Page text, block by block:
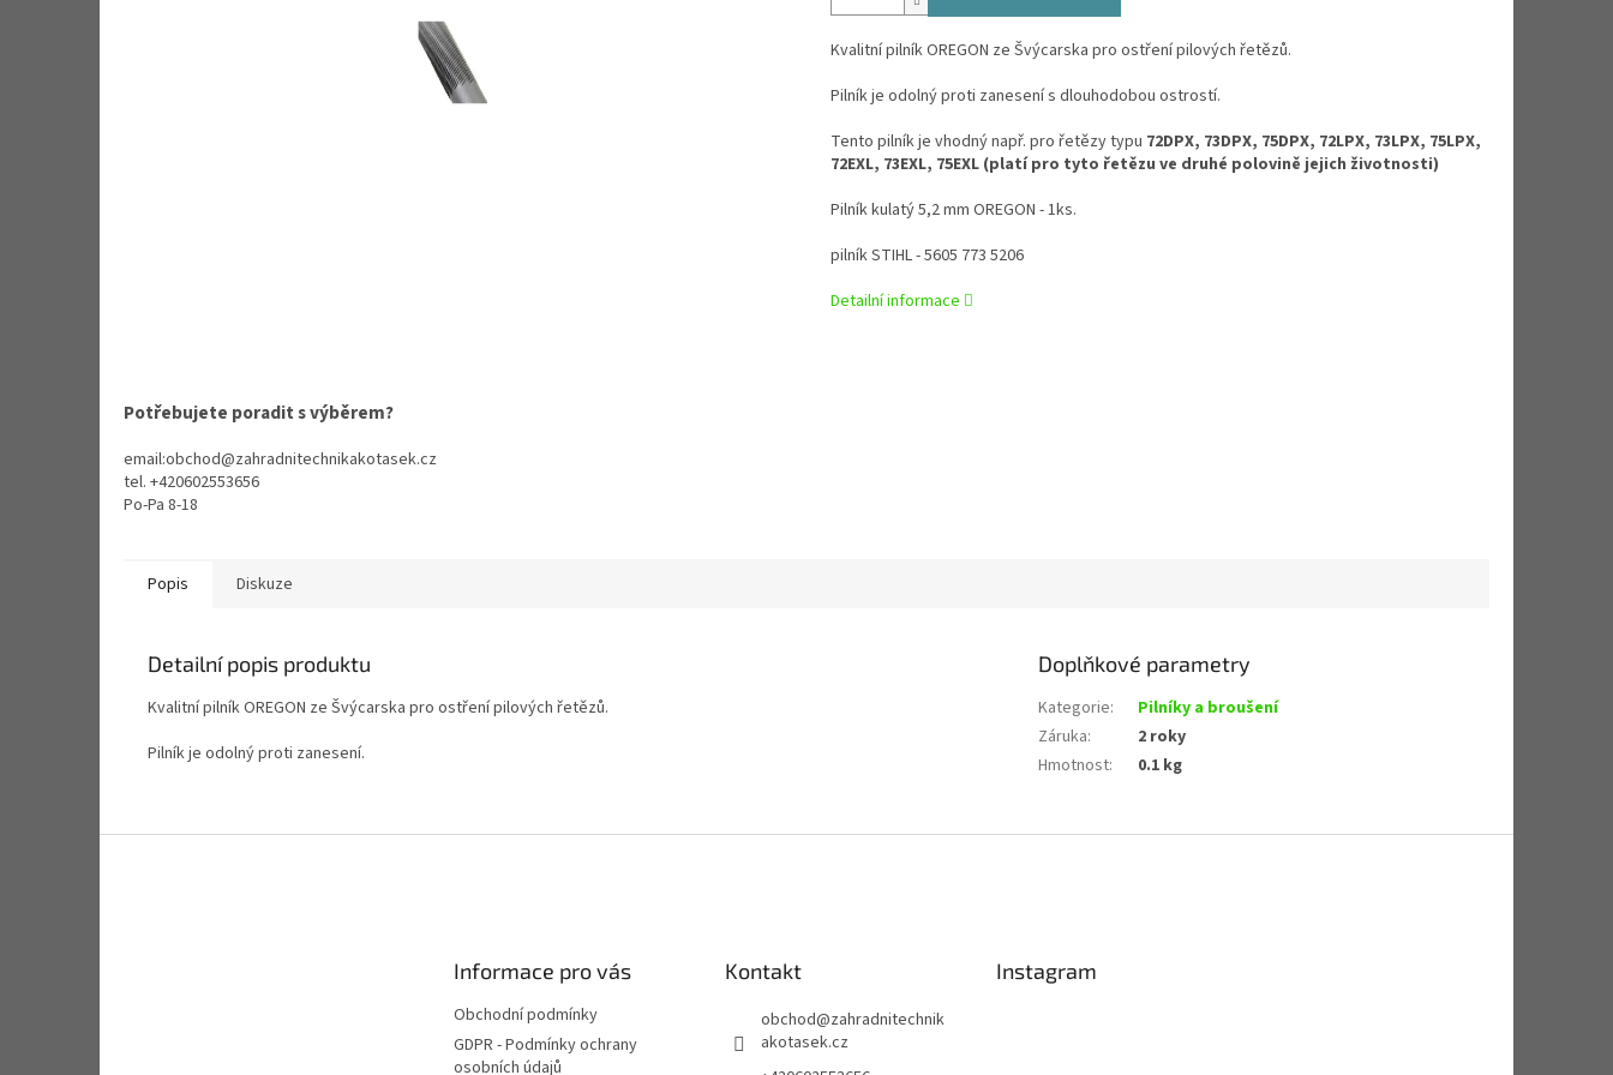
Kvalitní pilník OREGON ze Švýcarska pro ostření pilových řetězů.
Pilník je odolný proti zanesení s dlouhodobou ostrostí.
Tento pilník je vhodný např. pro řetězy typu 72DPX, 73DPX, 75DPX, 72LPX, 73LPX, 75LPX,
72EXL, 73EXL, 75EXL (platí pro tyto řetězu ve druhé polovině jejich životnosti)
Pilník kulatý 5,2 mm OREGON - 1ks.
pilník STIHL - 5605 773 5206
Detailní informace
Potřebujete poradit s výběrem?
email:obchod@zahradnitechnikakotasek.cz
tel. +420602553656
Po-Pa 8-18
Popis Diskuze
Detailní popis produktu
Kvalitní pilník OREGON ze Švýcarska pro ostření pilových řetězů.
Pilník je odolný proti zanesení.
Doplňkové parametry
Kategorie:
Pilníky a broušení
Záruka:
2 roky
Hmotnost: 0.1 kg
Informace pro vás
Obchodní podmínky
GDPR - Podmínky ochrany
osobních údajů
Kontakt
obchod@zahradnitechnik
akotasek.cz
Instagram